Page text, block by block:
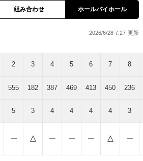
組み合わせ ホールバイホール
2026/6/28 7:27
2 3 4 5 6 7 8
555 182 387 469 413 450 236
5 3 4 4 4 4 3